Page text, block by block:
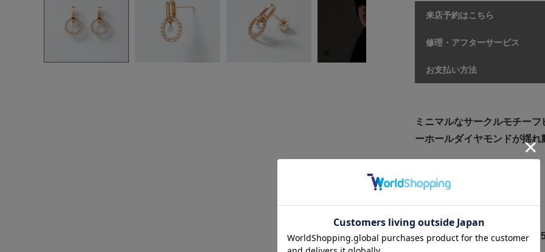
来店予約はこちら
修理・アフターサービス
お支払い方法
ミニマルなサークルモチー
ーホールダイヤモンドが揺れ
【商品情報】
鑑別書：DGL
本体サイズ（縦×横）：約